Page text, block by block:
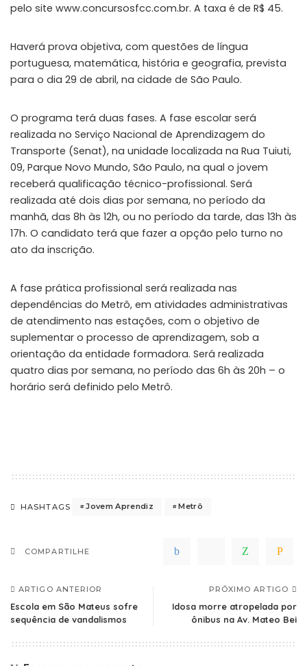
pelo site www.concursosfcc.com.br. A taxa é de R$ 45.
Haverá prova objetiva, com questões de língua
portuguesa, matemática, história e geografia, prevista
para o dia 29 de abril, na cidade de São Paulo.
O programa terá duas fases. A fase escolar será
realizada no Serviço Nacional de Aprendizagem do
Transporte (Senat), na unidade localizada na Rua Tuiuti,
09, Parque Novo Mundo, São Paulo, na qual o jovem
receberá qualificação técnico-profissional. Será
realizada até dois dias por semana, no período da
manhã, das 8h às 12h, ou no período da tarde, das 13h às
17h. O candidato terá que fazer a opção pelo turno no
ato da inscrição.
A fase prática profissional será realizada nas
dependências do Metrô, em atividades administrativas
de atendimento nas estações, com o objetivo de
suplementar o processo de aprendizagem, sob a
orientação da entidade formadora. Será realizada
quatro dias por semana, no período das 6h às 20h – o
horário será definido pelo Metrô.
HASHTAGS Jovem Aprendiz Metrô
COMPARTILHE
ARTIGO ANTERIOR
Escola em São Mateus sofre
sequência de vandalismos
PRÓXIMO ARTIGO
Idosa morre atropelada por
ônibus na Av. Mateo Bei